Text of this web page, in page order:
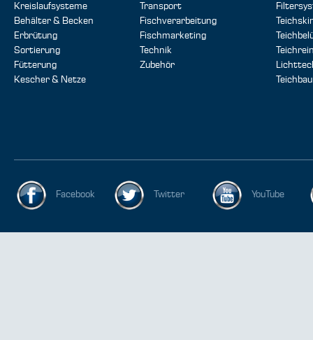
Kreislaufsysteme
Behälter & Becken
Erbrütung
Sortierung
Fütterung
Kescher & Netze
Transport
Fischverarbeitung
Fischmarketing
Technik
Zubehör
Teichbau
Facebook Twitter YouTube